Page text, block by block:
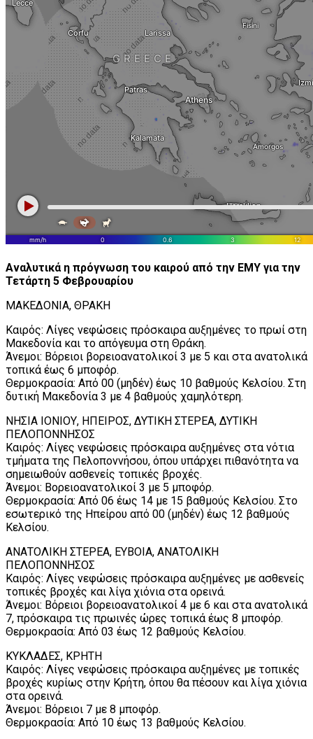
Αναλυτικά η πρόγνωση του καιρού από την ΕΜΥ για την
Τετάρτη 5 Φεβρουαρίου
ΜΑΚΕΔΟΝΙΑ, ΘΡΑΚΗ
Καιρός: Λίγες νεφώσεις πρόσκαιρα αυξημένες το πρωί στη
Μακεδονία και το απόγευμα στη Θράκη.
Άνεμοι: Βόρειοι βορειοανατολικοί 3 με 5 και στα ανατολικά
τοπικά έως 6 μποφόρ.
Θερμοκρασία: Από 00 (μηδέν) έως 10 βαθμούς Κελσίου. Στη
δυτική Μακεδονία 3 με 4 βαθμούς χαμηλότερη.
ΝΗΣΙΑ ΙΟΝΙΟΥ, ΗΠΕΙΡΟΣ, ΔΥΤΙΚΗ ΣΤΕΡΕΑ, ΔΥΤΙΚΗ
ΠΕΛΟΠΟΝΝΗΣΟΣ
Καιρός: Λίγες νεφώσεις πρόσκαιρα αυξημένες στα νότια
τμήματα της Πελοποννήσου, όπου υπάρχει πιθανότητα να
σημειωθούν ασθενείς τοπικές βροχές.
Άνεμοι: Βορειοανατολικοί 3 με 5 μποφόρ.
Θερμοκρασία: Από 06 έως 14 με 15 βαθμούς Κελσίου. Στο
εσωτερικό της Ηπείρου από 00 (μηδέν) έως 12 βαθμούς
Κελσίου.
ΑΝΑΤΟΛΙΚΗ ΣΤΕΡΕΑ, ΕΥΒΟΙΑ, ΑΝΑΤΟΛΙΚΗ
ΠΕΛΟΠΟΝΝΗΣΟΣ
Καιρός: Λίγες νεφώσεις πρόσκαιρα αυξημένες με ασθενείς
τοπικές βροχές και λίγα χιόνια στα ορεινά.
Άνεμοι: Βόρειοι βορειοανατολικοί 4 με 6 και στα ανατολικά
7, πρόσκαιρα τις πρωινές ώρες τοπικά έως 8 μποφόρ.
Θερμοκρασία: Από 03 έως 12 βαθμούς Κελσίου.
ΚΥΚΛΑΔΕΣ, ΚΡΗΤΗ
Καιρός: Λίγες νεφώσεις πρόσκαιρα αυξημένες με τοπικές
βροχές κυρίως στην Κρήτη, όπου θα πέσουν και λίγα χιόνια
στα ορεινά.
Άνεμοι: Βόρειοι 7 με 8 μποφόρ.
Θερμοκρασία: Από 10 έως 13 βαθμούς Κελσίου.